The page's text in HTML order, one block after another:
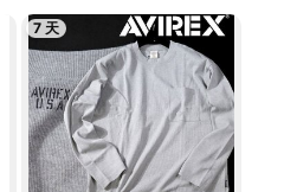
7 天